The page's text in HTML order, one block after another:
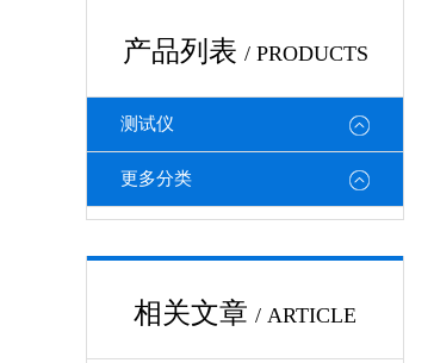
产品列表 / PRODUCTS
测试仪
更多分类
相关文章 / ARTICLE